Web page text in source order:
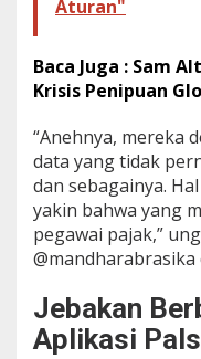
i
Aturan"
Baca Juga : Sam
Krisis Penipuan
“Anehnya, mereka
data yang tidak
dan sebagainya.
yakin bahwa yang
pegawai pajak,”
Jebakan
Aplikasi